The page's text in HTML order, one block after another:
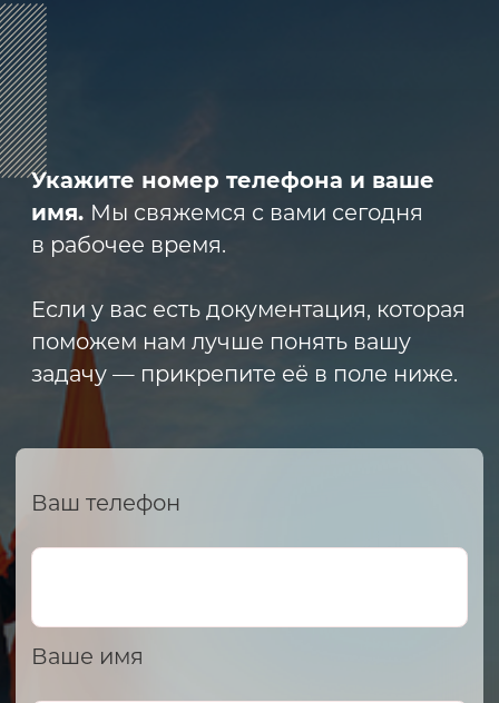
ООО «АРМЕТ РУС» Юридический адрес:
ИНН 2466160772 КПП 246601001 ОГРН
2023 © ARMET GROUP
Политика конфиденциальности
Эксклюзивный представитель
завода